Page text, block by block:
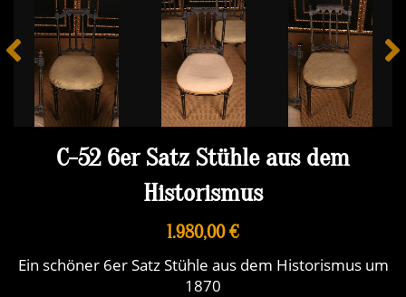
C-52 6er Satz Stühle aus dem
Historismus
1.980,00 €
Ein schöner 6er Satz Stühle aus dem Historismus um
1870